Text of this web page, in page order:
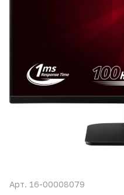
Арт. 16-00008079